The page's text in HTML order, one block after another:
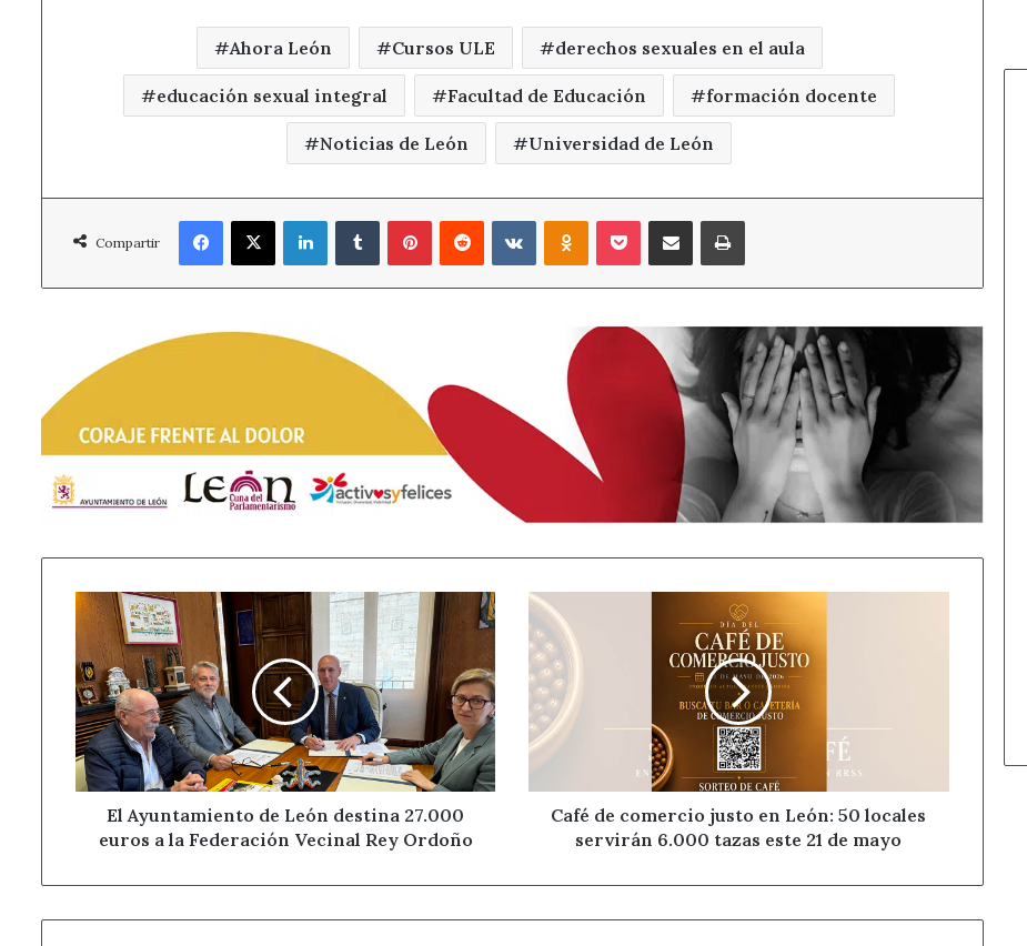
Ahora León Cursos ULE derechos sexuales en el aula
educación sexual integral Facultad de Educación formación docente
Noticias de León Universidad de León
Compartir
Facebook
X LinkedInTumblrPinterestReddit VKontakteOdnoklassniki
PocketCompartir por correo electrónicoImprimir
El
Ayuntamiento
de
León
destina
27.000
euros
a
la
Federación
Vecinal
Ordoño
El Ayuntamiento de León destina 27.000
euros a la Federación Vecinal Rey Ordoño
Café
de
comercio
justo
en
León:
50
servirán
6.000
21
Café de comercio justo en León: 50 locales
servirán 6.000 tazas este 21 de mayo